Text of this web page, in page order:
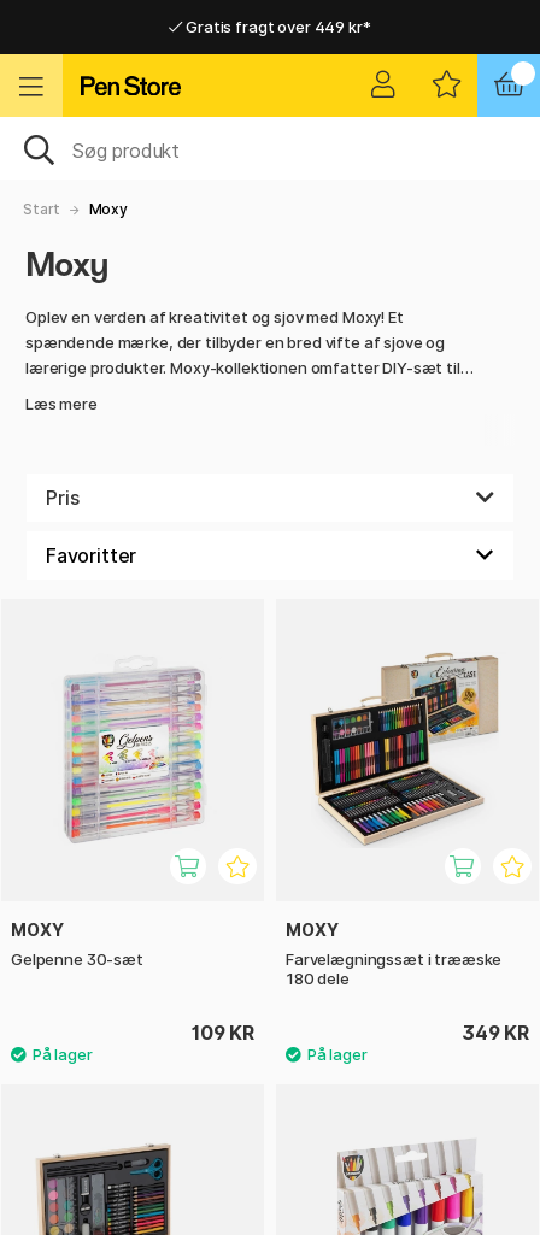
Gratis fragt over 449 kr*
Hurtigt til dør eller pakkeshop
Hurtigt til dør eller pakkeshop
Start Moxy
Moxy
Oplev en verden af kreativitet og sjov med Moxy! Et
spændende mærke, der tilbyder en bred vifte af sjove og
lærerige produkter. Moxy-kollektionen omfatter DIY-sæt til
Læs mere
Pris
MOXY
Gelpenne 30-sæt
109 KR
MOXY
Farvelægningssæt i trææske
180 dele
349 KR